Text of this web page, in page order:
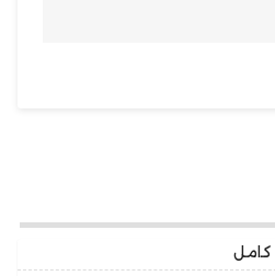
كامل